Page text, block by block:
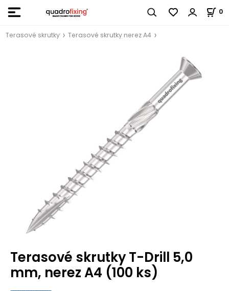
0
Terasové skrutky Terasové skrutky nerez A4
Terasové skrutky T-Drill 5,0
mm, nerez A4 (100 ks)